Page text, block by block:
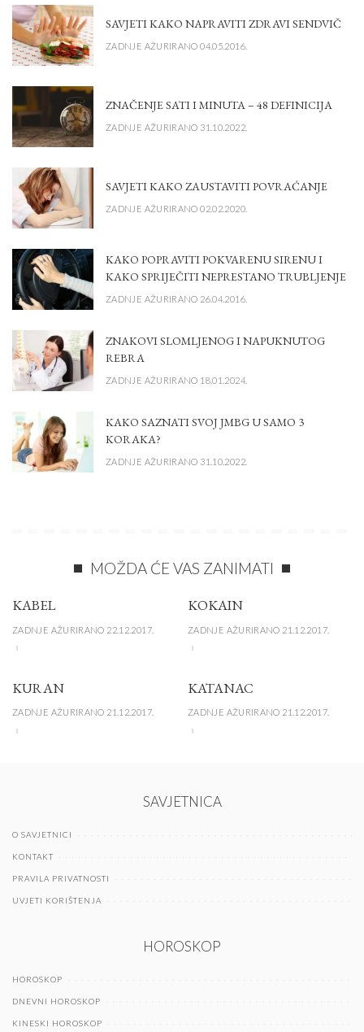
SAVJETI KAKO NAPRAVITI ZDRAVI SENDVIČ
ZADNJE AŽURIRANO 04.05.2016.
ZNAČENJE SATI I MINUTA – 48 DEFINICIJA
ZADNJE AŽURIRANO 31.10.2022.
SAVJETI KAKO ZAUSTAVITI POVRAĆANJE
ZADNJE AŽURIRANO 02.02.2020.
KAKO POPRAVITI POKVARENU SIRENU I
KAKO SPRIJEČITI NEPRESTANO TRUBLJENJE
ZADNJE AŽURIRANO 26.04.2016.
ZNAKOVI SLOMLJENOG I NAPUKNUTOG
REBRA
ZADNJE AŽURIRANO 18.01.2024.
KAKO SAZNATI SVOJ JMBG U SAMO 3
KORAKA?
ZADNJE AŽURIRANO 31.10.2022.
MOŽDA ĆE VAS ZANIMATI
KABEL
ZADNJE AŽURIRANO 22.12.2017.
KOKAIN
ZADNJE AŽURIRANO 21.12.2017.
KURAN
ZADNJE AŽURIRANO 21.12.2017.
KATANAC
ZADNJE AŽURIRANO 21.12.2017.
SAVJETNICA
O SAVJETNICI
KONTAKT
PRAVILA PRIVATNOSTI
UVJETI KORIŠTENJA
HOROSKOP
HOROSKOP
DNEVNI HOROSKOP
KINESKI HOROSKOP